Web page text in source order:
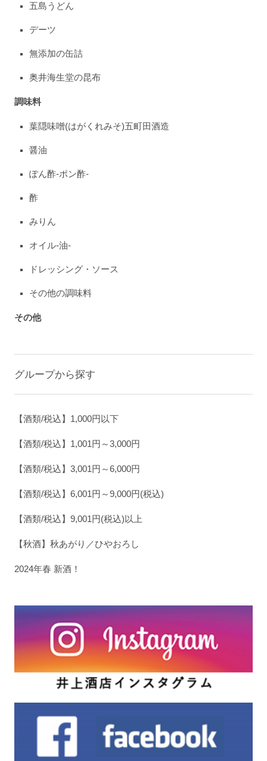
五島うどん
デーツ
無添加の缶詰
奥井海生堂の昆布
調味料
葉隠味噌(はがくれみそ)五町田酒造
醤油
ぽん酢-ポン酢-
酢
みりん
オイル-油-
ドレッシング・ソース
その他の調味料
その他
グループから探す
【酒類/税込】1,000円以下
【酒類/税込】1,001円～3,000円
【酒類/税込】3,001円～6,000円
【酒類/税込】6,001円～9,000円(税込)
【酒類/税込】9,001円(税込)以上
【秋酒】秋あがり／ひやおろし
2024年春 新酒！